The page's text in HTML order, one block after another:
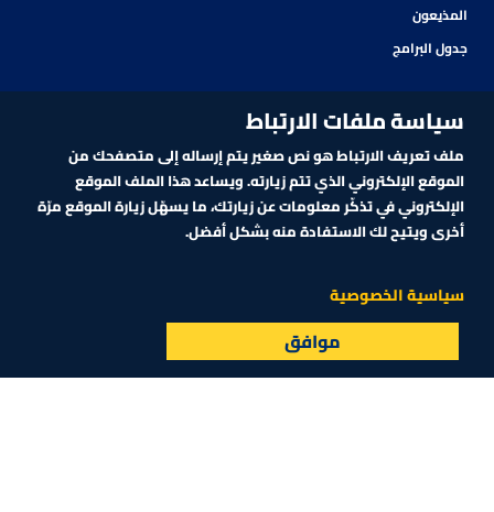
القائمة الأسواق البث المباشر
المذيعون
جدول البرامج
سياسة ملفات الارتباط
ملف تعريف الارتباط هو نص صغير يتم إرساله إلى متصفحك من
الموقع الإلكتروني الذي تتم زيارته. ويساعد هذا الملف الموقع
الإلكتروني في تذكّر معلومات عن زيارتك، ما يسهّل زيارة الموقع مرّة
أخرى ويتيح لك الاستفادة منه بشكل أفضل.
سياسية الخصوصية
موافق